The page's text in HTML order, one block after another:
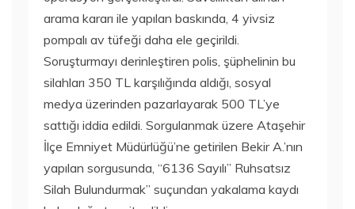
arama kararı ile yapılan baskında, 4 yivsiz
pompalı av tüfeği daha ele geçirildi.
Soruşturmayı derinleştiren polis, şüphelinin bu
silahları 350 TL karşılığında aldığı, sosyal
medya üzerinden pazarlayarak 500 TL’ye
sattığı iddia edildi. Sorgulanmak üzere Ataşehir
İlçe Emniyet Müdürlüğü’ne getirilen Bekir A.’nın
yapılan sorgusunda, “6136 Sayılı” Ruhsatsız
Silah Bulundurmak” suçundan yakalama kaydı